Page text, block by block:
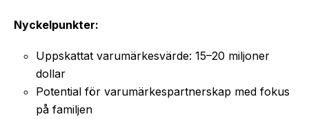
Nyckelpunkter:
Uppskattat varumärkesvärde: 15–20 miljoner
dollar
Potential för varumärkespartnerskap med fokus
på familjen